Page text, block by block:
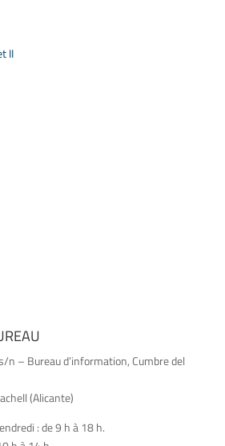
II
n – Bureau d’information, Cumbre del
(Alicante)
: de 9 h à 18 h.